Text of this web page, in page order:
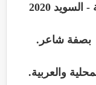
2020
بصفة شاعر.
والعربية.